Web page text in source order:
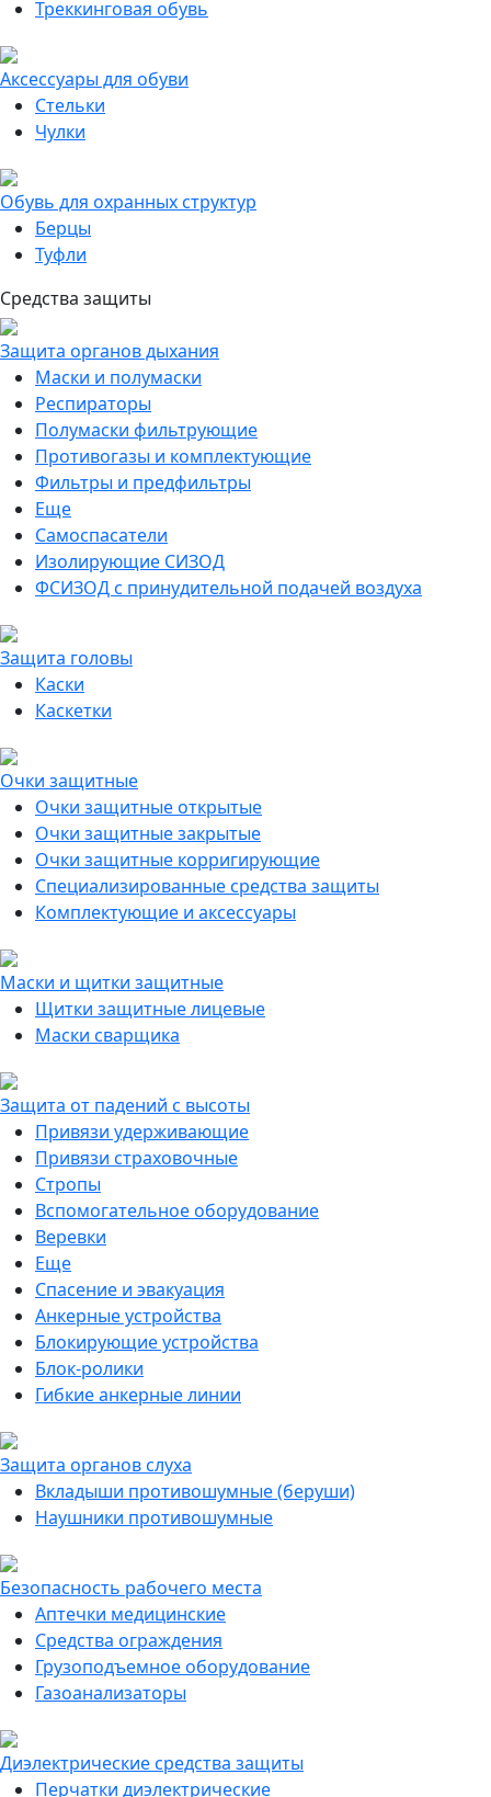
Треккинговая обувь
Аксессуары для обуви
Стельки
Чулки
Обувь для охранных структур
Берцы
Туфли
Средства защиты
Защита органов дыхания
Маски и полумаски
Респираторы
Полумаски фильтрующие
Противогазы и комплектующие
Фильтры и предфильтры
Еще
Самоспасатели
Изолирующие СИЗОД
ФСИЗОД с принудительной подачей воздуха
Защита головы
Каски
Каскетки
Очки защитные
Очки защитные открытые
Очки защитные закрытые
Очки защитные корригирующие
Специализированные средства защиты
Комплектующие и аксессуары
Маски и щитки защитные
Щитки защитные лицевые
Маски сварщика
Защита от падений с высоты
Привязи удерживающие
Привязи страховочные
Стропы
Вспомогательное оборудование
Веревки
Еще
Спасение и эвакуация
Анкерные устройства
Блокирующие устройства
Блок-ролики
Гибкие анкерные линии
Защита органов слуха
Вкладыши противошумные (беруши)
Наушники противошумные
Безопасность рабочего места
Аптечки медицинские
Средства ограждения
Грузоподъемное оборудование
Газоанализаторы
Диэлектрические средства защиты
Перчатки диэлектрические